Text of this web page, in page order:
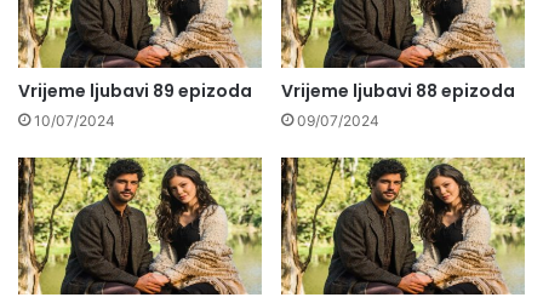
Vrijeme ljubavi 89 epizoda
10/07/2024
Vrijeme ljubavi 88 epizoda
09/07/2024